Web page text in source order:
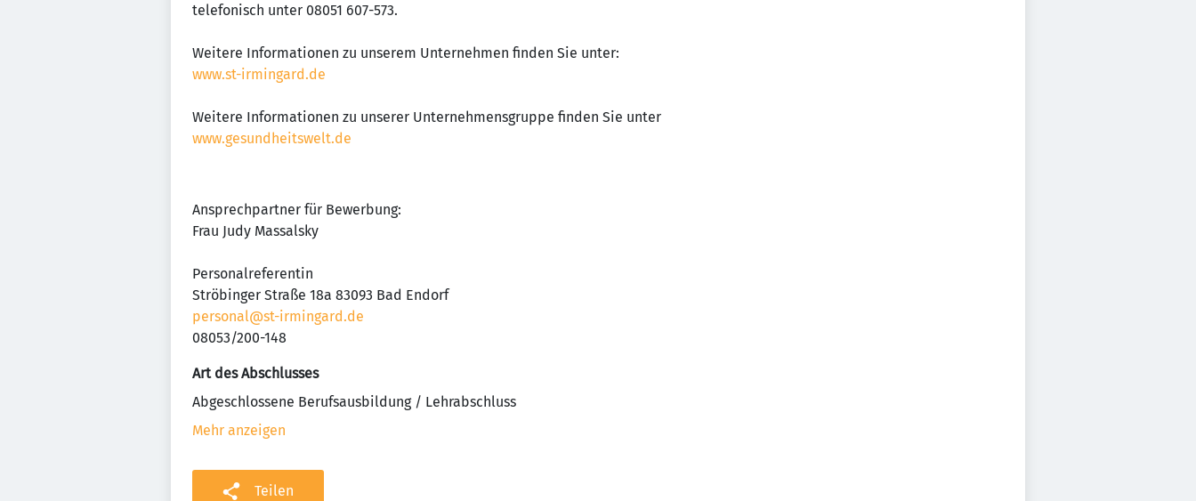
telefonisch unter 08051 607-573.
Weitere Informationen zu unserem Unternehmen finden Sie unter:
www.st-irmingard.de
Weitere Informationen zu unserer Unternehmensgruppe finden Sie unter
www.gesundheitswelt.de
Ansprechpartner für Bewerbung:
Frau Judy Massalsky
Personalreferentin
Ströbinger Straße 18a 83093 Bad Endorf
personal@st-irmingard.de
08053/200-148
Art des Abschlusses
Abgeschlossene Berufsausbildung / Lehrabschluss
Mehr anzeigen
Teilen